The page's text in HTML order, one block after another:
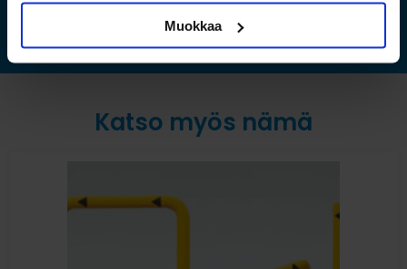
Muokkaa
Katso myös nämä